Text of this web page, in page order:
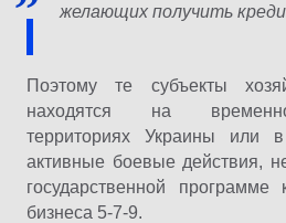
желающих получить
Поэтому те субъекты
находятся на
территориях Украины или
активные боевые действия,
государственной программе
бизнеса 5-7-9.